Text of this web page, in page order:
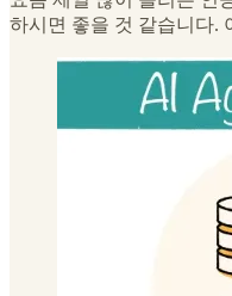
하시면 좋을 것 같습니다.